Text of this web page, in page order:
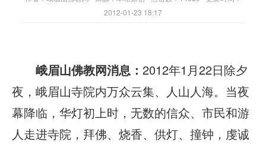
2012-01-23 18:17
峨眉山佛教网消息： 2012年1月22日除夕
夜，峨眉山寺院内万众云集、人山人海。当夜
幕降临，华灯初上时，无数的信众、市民和游
人走进寺院，拜佛、烧香、供灯、撞钟，虔诚